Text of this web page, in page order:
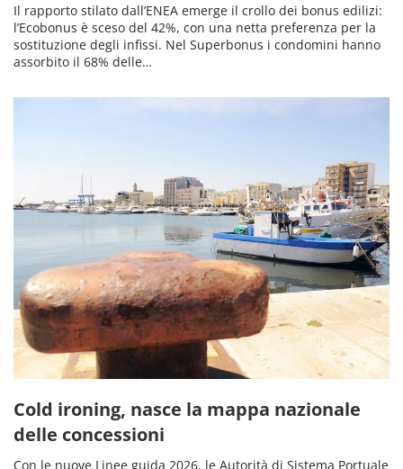
Il rapporto stilato dall’ENEA emerge il crollo dei bonus edilizi:
l’Ecobonus è sceso del 42%, con una netta preferenza per la
sostituzione degli infissi. Nel Superbonus i condomini hanno
assorbito il 68% delle…
Cold ironing, nasce la mappa nazionale
delle concessioni
Con le nuove Linee guida 2026, le Autorità di Sistema Portuale